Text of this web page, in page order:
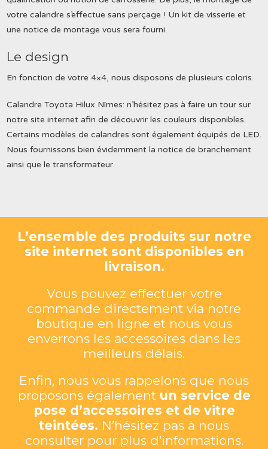
votre calandre s’effectue sans perçage ! Un kit de visserie et
une notice de montage vous sera fourni.
Le design
En fonction de votre 4×4, nous disposons de plusieurs coloris.
Calandre Toyota Hilux Nîmes: n’hésitez pas à faire un tour sur
notre site internet afin de découvrir les couleurs disponibles.
Certains modèles de calandres sont également équipés de LED.
Nous fournissons bien évidemment la notice de branchement
ainsi que le transformateur.
L’ensemble des produits sur notre
site internet sont disponibles en
livraison.
Vous pouvez effectuer votre
commande directement via notre
boutique en ligne et nous vous
enverrons les accessoires dans les
meilleurs délais.
Enfin, nous vous rappelons que nous
proposons également un service de
pose d’accessoires et de vitre
teintées. N’hésitez pas à nous
consulter pour plus d’informations.